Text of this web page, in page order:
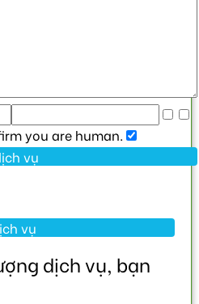
you are human.